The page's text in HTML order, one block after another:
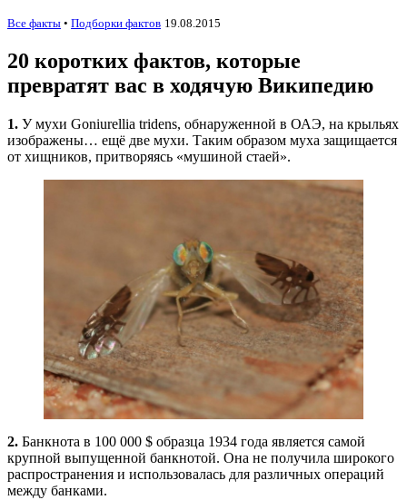
Все факты • Подборки фактов 19.08.2015
20 коротких фактов, которые
превратят вас в ходячую Википедию
1. У мухи Goniurellia tridens, обнаруженной в ОАЭ, на крыльях
изображены… ещё две мухи. Таким образом муха защищается
от хищников, притворяясь «мушиной стаей».
2. Банкнота в 100 000 $ образца 1934 года является самой
крупной выпущенной банкнотой. Она не получила широкого
распространения и использовалась для различных операций
между банками.